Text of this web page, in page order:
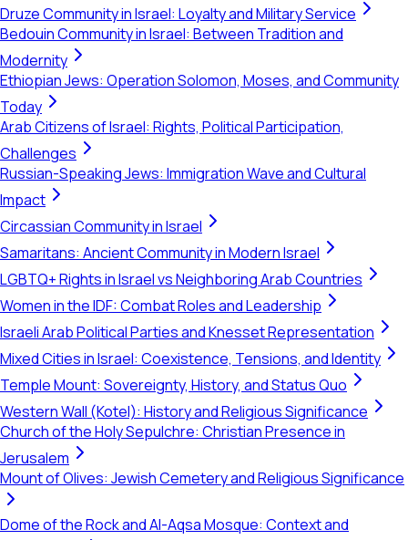
Druze Community in Israel: Loyalty and Military Service
Bedouin Community in Israel: Between Tradition and
Modernity
Ethiopian Jews: Operation Solomon, Moses, and Community
Today
Arab Citizens of Israel: Rights, Political Participation,
Challenges
Russian-Speaking Jews: Immigration Wave and Cultural
Impact
Circassian Community in Israel
Samaritans: Ancient Community in Modern Israel
LGBTQ+ Rights in Israel vs Neighboring Arab Countries
Women in the IDF: Combat Roles and Leadership
Israeli Arab Political Parties and Knesset Representation
Mixed Cities in Israel: Coexistence, Tensions, and Identity
Temple Mount: Sovereignty, History, and Status Quo
Western Wall (Kotel): History and Religious Significance
Church of the Holy Sepulchre: Christian Presence in
Jerusalem
Mount of Olives: Jewish Cemetery and Religious Significance
Dome of the Rock and Al-Aqsa Mosque: Context and